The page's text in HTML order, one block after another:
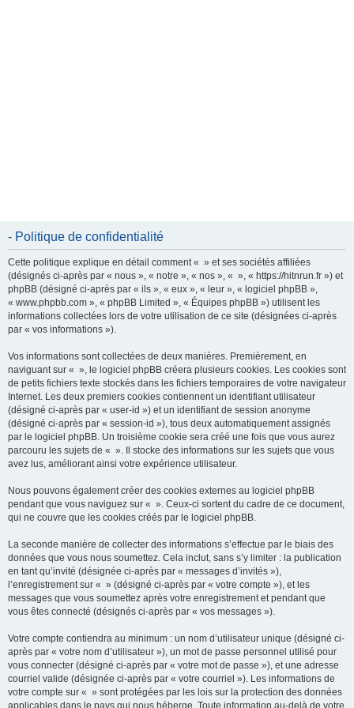
- Politique de confidentialité
Cette politique explique en détail comment « » et ses sociétés affiliées
(désignés ci-après par « nous », « notre », « nos », « », « https://hitnrun.fr ») et
phpBB (désigné ci-après par « ils », « eux », « leur », « logiciel phpBB »,
« www.phpbb.com », « phpBB Limited », « Équipes phpBB ») utilisent les
informations collectées lors de votre utilisation de ce site (désignées ci-après
par « vos informations »).
Vos informations sont collectées de deux manières. Premièrement, en
naviguant sur « », le logiciel phpBB créera plusieurs cookies. Les cookies sont
de petits fichiers texte stockés dans les fichiers temporaires de votre navigateur
Internet. Les deux premiers cookies contiennent un identifiant utilisateur
(désigné ci-après par « user-id ») et un identifiant de session anonyme
(désigné ci-après par « session-id »), tous deux automatiquement assignés
par le logiciel phpBB. Un troisième cookie sera créé une fois que vous aurez
parcouru les sujets de « ». Il stocke des informations sur les sujets que vous
avez lus, améliorant ainsi votre expérience utilisateur.
Nous pouvons également créer des cookies externes au logiciel phpBB
pendant que vous naviguez sur « ». Ceux-ci sortent du cadre de ce document,
qui ne couvre que les cookies créés par le logiciel phpBB.
La seconde manière de collecter des informations s’effectue par le biais des
données que vous nous soumettez. Cela inclut, sans s’y limiter : la publication
en tant qu’invité (désignée ci-après par « messages d’invités »),
l’enregistrement sur « » (désigné ci-après par « votre compte »), et les
messages que vous soumettez après votre enregistrement et pendant que
vous êtes connecté (désignés ci-après par « vos messages »).
Votre compte contiendra au minimum : un nom d’utilisateur unique (désigné ci-
après par « votre nom d’utilisateur »), un mot de passe personnel utilisé pour
vous connecter (désigné ci-après par « votre mot de passe »), et une adresse
courriel valide (désignée ci-après par « votre courriel »). Les informations de
votre compte sur « » sont protégées par les lois sur la protection des données
applicables dans le pays qui nous héberge. Toute information au-delà de votre